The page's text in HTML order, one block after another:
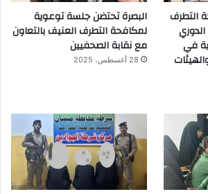
التطرف
في
البصرة تحتضن جلسة توعوية
لمكافحة التطرف العنيف بالتعاون
مع نقابة الصحفيين
28 أغسطس، 2025